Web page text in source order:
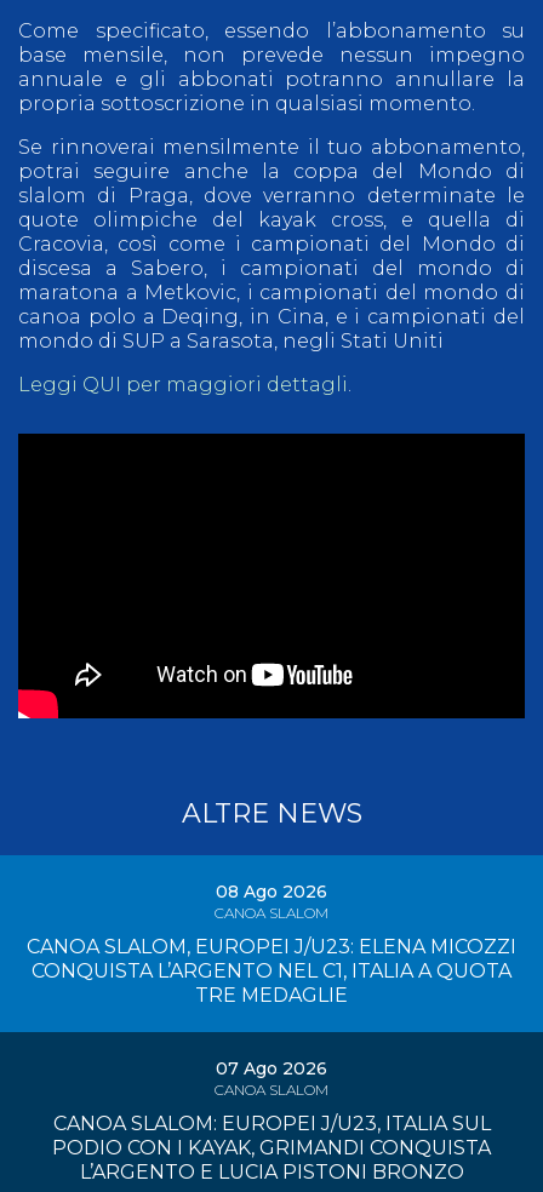
Come specificato, essendo l’abbonamento su
base mensile, non prevede nessun impegno
annuale e gli abbonati potranno annullare la
propria sottoscrizione in qualsiasi momento.
Se rinnoverai mensilmente il tuo abbonamento,
potrai seguire anche la coppa del Mondo di
slalom di Praga, dove verranno determinate le
quote olimpiche del kayak cross, e quella di
Cracovia, così come i campionati del Mondo di
discesa a Sabero, i campionati del mondo di
maratona a Metkovic, i campionati del mondo di
canoa polo a Deqing, in Cina, e i campionati del
mondo di SUP a Sarasota, negli Stati Uniti
Leggi QUI per maggiori dettagli.
ALTRE NEWS
08 Ago 2026
CANOA SLALOM
CANOA SLALOM, EUROPEI J/U23: ELENA MICOZZI
CONQUISTA L’ARGENTO NEL C1, ITALIA A QUOTA
TRE MEDAGLIE
07 Ago 2026
CANOA SLALOM
CANOA SLALOM: EUROPEI J/U23, ITALIA SUL
PODIO CON I KAYAK, GRIMANDI CONQUISTA
L’ARGENTO E LUCIA PISTONI BRONZO